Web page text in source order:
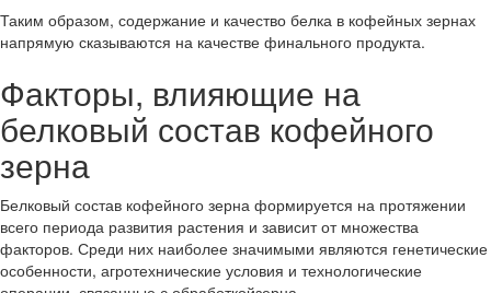
Таким образом, содержание и качество белка в кофейных зернах
напрямую сказываются на качестве финального продукта.
Факторы, влияющие на
белковый состав кофейного
зерна
Белковый состав кофейного зерна формируется на протяжении
всего периода развития растения и зависит от множества
факторов. Среди них наиболее значимыми являются генетические
особенности, агротехнические условия и технологические